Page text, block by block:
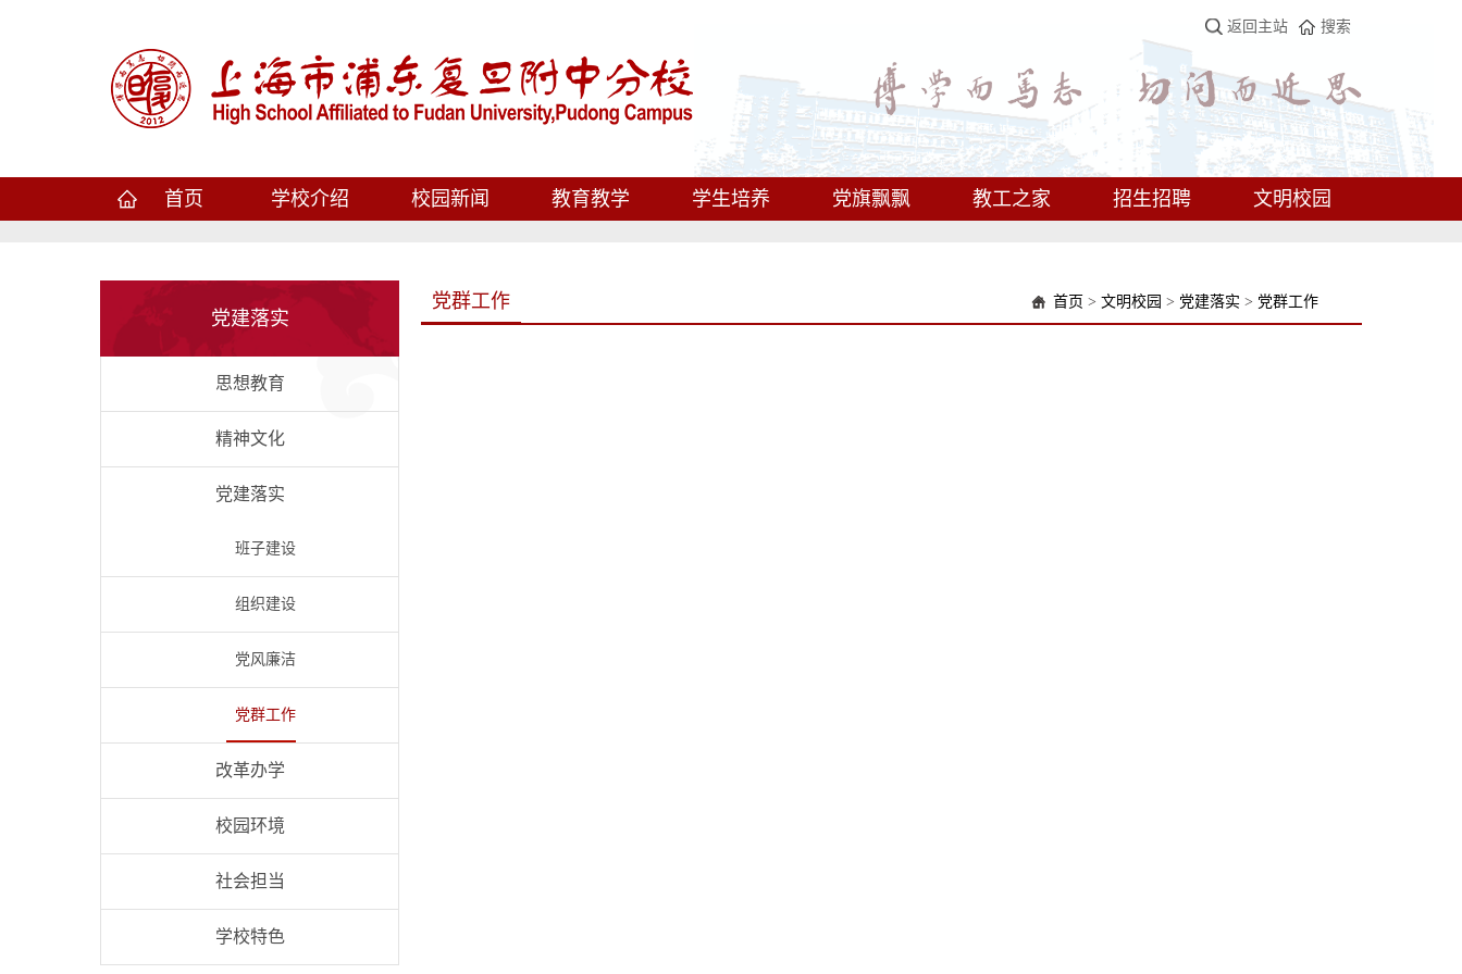
返回主站 搜索
首页 学校介绍 校园新闻 教育教学 学生培养 党旗飘飘 教工之家 招生招聘 文明校园
党建落实
思想教育
精神文化
党建落实
班子建设
组织建设
党风廉洁
党群工作
改革办学
校园环境
社会担当
学校特色
党群工作 首页 > 文明校园 > 党建落实 > 党群工作